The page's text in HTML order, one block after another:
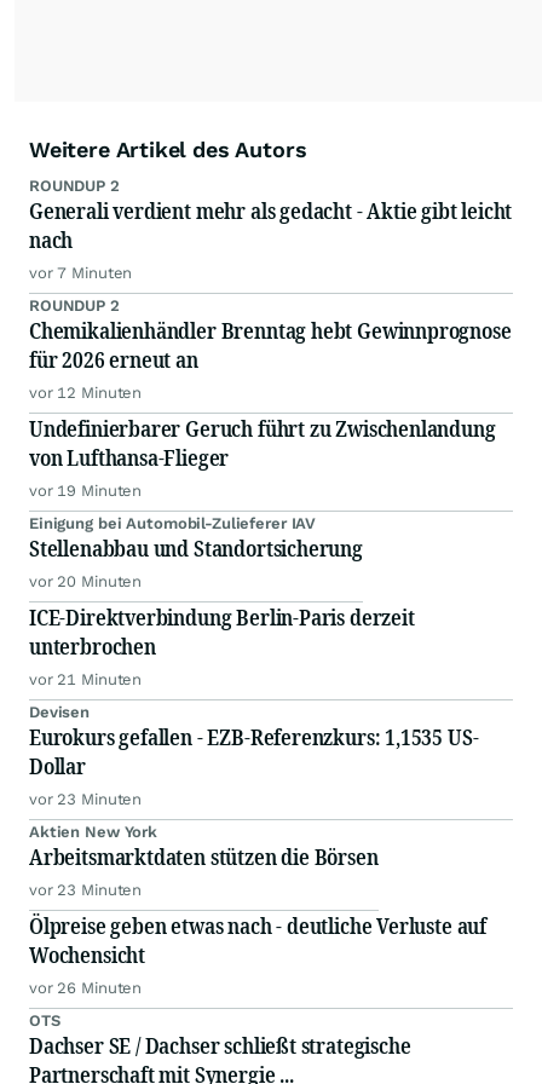
Weitere Artikel des Autors
ROUNDUP 2
Generali verdient mehr als gedacht - Aktie gibt leicht
nach
vor 7 Minuten
ROUNDUP 2
Chemikalienhändler Brenntag hebt Gewinnprognose
für 2026 erneut an
vor 12 Minuten
Undefinierbarer Geruch führt zu Zwischenlandung
von Lufthansa-Flieger
vor 19 Minuten
Einigung bei Automobil-Zulieferer IAV
Stellenabbau und Standortsicherung
vor 20 Minuten
ICE-Direktverbindung Berlin-Paris derzeit
unterbrochen
vor 21 Minuten
Devisen
Eurokurs gefallen - EZB-Referenzkurs: 1,1535 US-
Dollar
vor 23 Minuten
Aktien New York
Arbeitsmarktdaten stützen die Börsen
vor 23 Minuten
Ölpreise geben etwas nach - deutliche Verluste auf
Wochensicht
vor 26 Minuten
OTS
Dachser SE / Dachser schließt strategische
Partnerschaft mit Synergie ...